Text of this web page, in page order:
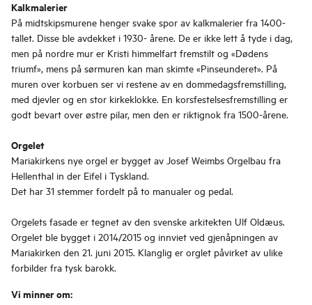
Kalkmalerier
På midtskipsmurene henger svake spor av kalkmalerier fra 1400-
tallet. Disse ble avdekket i 1930- årene. De er ikke lett å tyde i dag,
men på nordre mur er Kristi himmelfart fremstilt og «Dødens
triumf», mens på sørmuren kan man skimte «Pinseunderet». På
muren over korbuen ser vi restene av en dommedagsfremstilling,
med djevler og en stor kirkeklokke. En korsfestelsesfremstilling er
godt bevart over østre pilar, men den er riktignok fra 1500-årene.
Orgelet
Mariakirkens nye orgel er bygget av Josef Weimbs Orgelbau fra
Hellenthal in der Eifel i Tyskland.
Det har 31 stemmer fordelt på to manualer og pedal.
Orgelets fasade er tegnet av den svenske arkitekten Ulf Oldæus.
Orgelet ble bygget i 2014/2015 og innviet ved gjenåpningen av
Mariakirken den 21. juni 2015. Klanglig er orglet påvirket av ulike
forbilder fra tysk barokk.
Vi minner om: